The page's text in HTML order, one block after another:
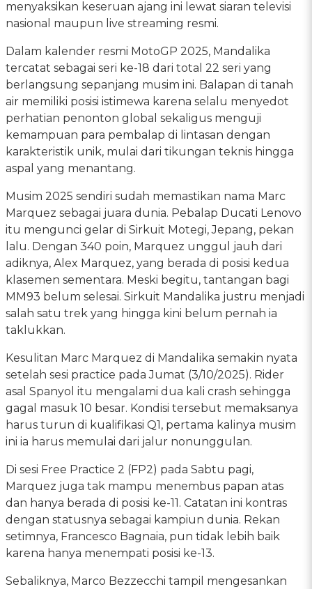
menyaksikan keseruan ajang ini lewat siaran televisi
nasional maupun live streaming resmi.
Dalam kalender resmi MotoGP 2025, Mandalika
tercatat sebagai seri ke-18 dari total 22 seri yang
berlangsung sepanjang musim ini. Balapan di tanah
air memiliki posisi istimewa karena selalu menyedot
perhatian penonton global sekaligus menguji
kemampuan para pembalap di lintasan dengan
karakteristik unik, mulai dari tikungan teknis hingga
aspal yang menantang.
Musim 2025 sendiri sudah memastikan nama Marc
Marquez sebagai juara dunia. Pebalap Ducati Lenovo
itu mengunci gelar di Sirkuit Motegi, Jepang, pekan
lalu. Dengan 340 poin, Marquez unggul jauh dari
adiknya, Alex Marquez, yang berada di posisi kedua
klasemen sementara. Meski begitu, tantangan bagi
MM93 belum selesai. Sirkuit Mandalika justru menjadi
salah satu trek yang hingga kini belum pernah ia
taklukkan.
Kesulitan Marc Marquez di Mandalika semakin nyata
setelah sesi practice pada Jumat (3/10/2025). Rider
asal Spanyol itu mengalami dua kali crash sehingga
gagal masuk 10 besar. Kondisi tersebut memaksanya
harus turun di kualifikasi Q1, pertama kalinya musim
ini ia harus memulai dari jalur nonunggulan.
Di sesi Free Practice 2 (FP2) pada Sabtu pagi,
Marquez juga tak mampu menembus papan atas
dan hanya berada di posisi ke-11. Catatan ini kontras
dengan statusnya sebagai kampiun dunia. Rekan
setimnya, Francesco Bagnaia, pun tidak lebih baik
karena hanya menempati posisi ke-13.
Sebaliknya, Marco Bezzecchi tampil mengesankan